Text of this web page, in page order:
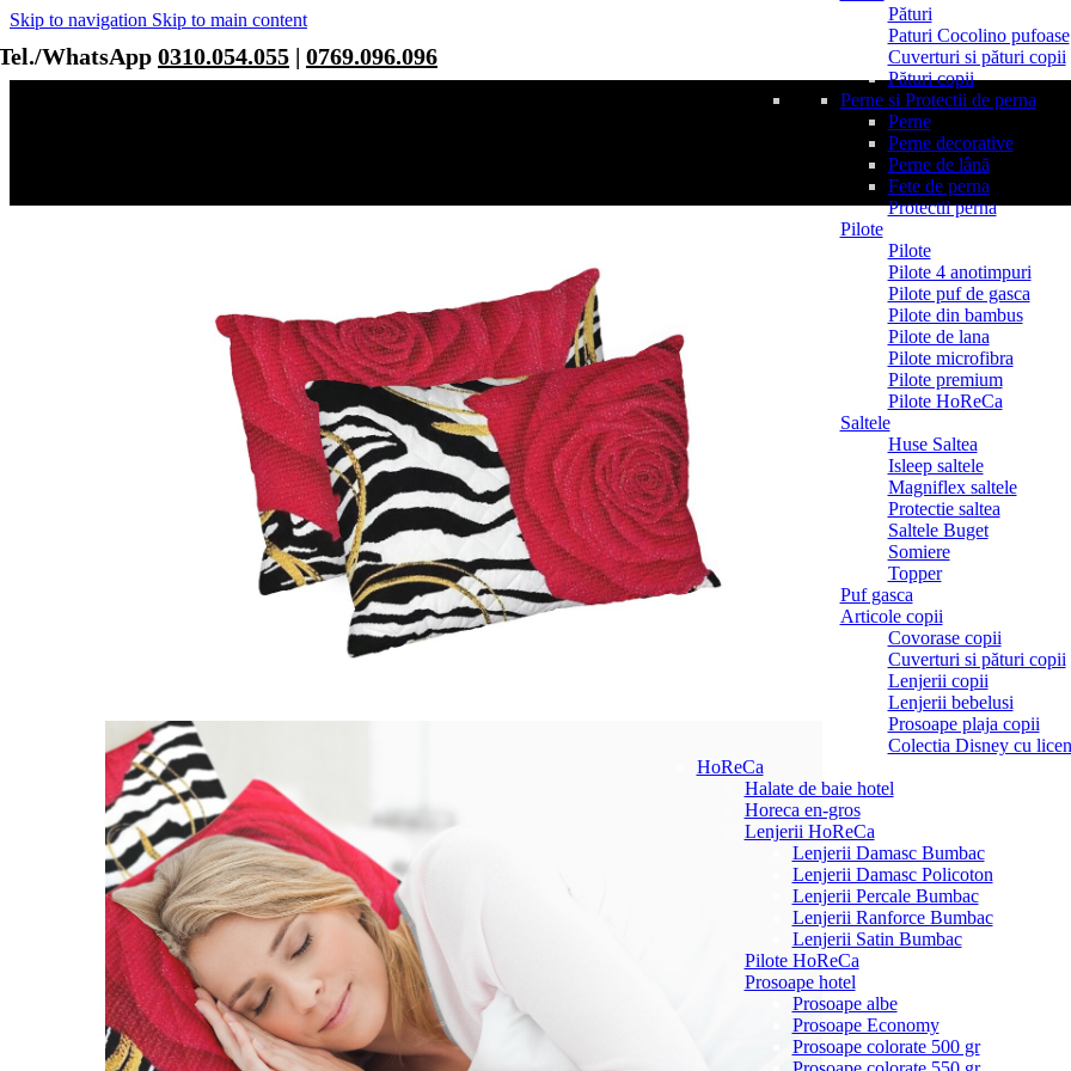
Skip to navigation Skip to main content
WhatsApp 0310.054.055 | 0769.096.096
Pături
Paturi Cocolino pufoase
Cuverturi si pături copii
Pături copii
Perne si Protectii de perna
Perne
Perne decorative
Perne de lână
Fete de perna
Protectii perna
Pilote
Pilote
Pilote 4 anotimpuri
Pilote puf de gasca
Pilote din bambus
Pilote de lana
Pilote microfibra
Pilote premium
Pilote HoReCa
Saltele
Huse Saltea
Isleep saltele
Magniflex saltele
Protectie saltea
Saltele Buget
Somiere
Topper
Puf gasca
Articole copii
Covorase copii
Cuverturi si pături copii
Lenjerii copii
Lenjerii bebelusi
Prosoape plaja copii
Colectia Disney cu
HoReCa
Halate de baie hotel
Horeca en-gros
Lenjerii HoReCa
Lenjerii Damasc Bumbac
Lenjerii Damasc Policoton
Lenjerii Percale Bumbac
Lenjerii Ranforce Bumbac
Lenjerii Satin Bumbac
Pilote HoReCa
Prosoape hotel
Prosoape albe
Prosoape Economy
Prosoape colorate 500 gr